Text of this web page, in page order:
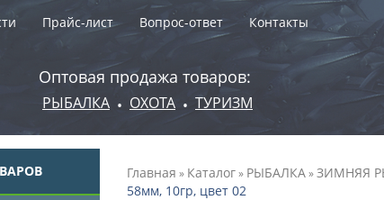
Прайс-лист Вопрос-ответ Контакты
Оптовая продажа товаров:
РЫБАЛКА • ОХОТА • ТУРИЗМ
Главная » Каталог» РЫБАЛКА»ЗИМНЯЯ
58мм, 10гр, цвет 02